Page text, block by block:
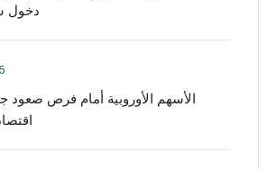
دخول
الأسهم الأوروبية أمام فرص